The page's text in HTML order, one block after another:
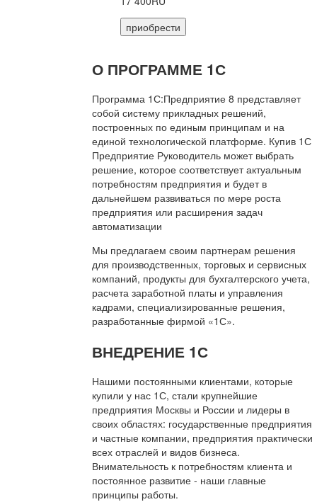
приобрести
О ПРОГРАММЕ 1С
Программа 1С:Предприятие 8 представляет
собой систему прикладных решений,
построенных по единым принципам и на
единой технологической платформе. Купив 1С
Предприятие Руководитель может выбрать
решение, которое соответствует актуальным
потребностям предприятия и будет в
дальнейшем развиваться по мере роста
предприятия или расширения задач
автоматизации
Мы предлагаем своим партнерам решения
для производственных, торговых и сервисных
компаний, продукты для бухгалтерского учета,
расчета заработной платы и управления
кадрами, специализированные решения,
разработанные фирмой «1С».
ВНЕДРЕНИЕ 1С
Нашими постоянными клиентами, которые
купили у нас 1С, стали крупнейшие
предприятия Москвы и России и лидеры в
своих областях: государственные предприятия
и частные компании, предприятия практически
всех отраслей и видов бизнеса.
Внимательность к потребностям клиента и
постоянное развитие - наши главные
принципы работы.